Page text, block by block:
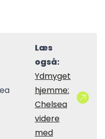
Læs
også:
Ydmyget
hjemme:
Chelsea
videre
med